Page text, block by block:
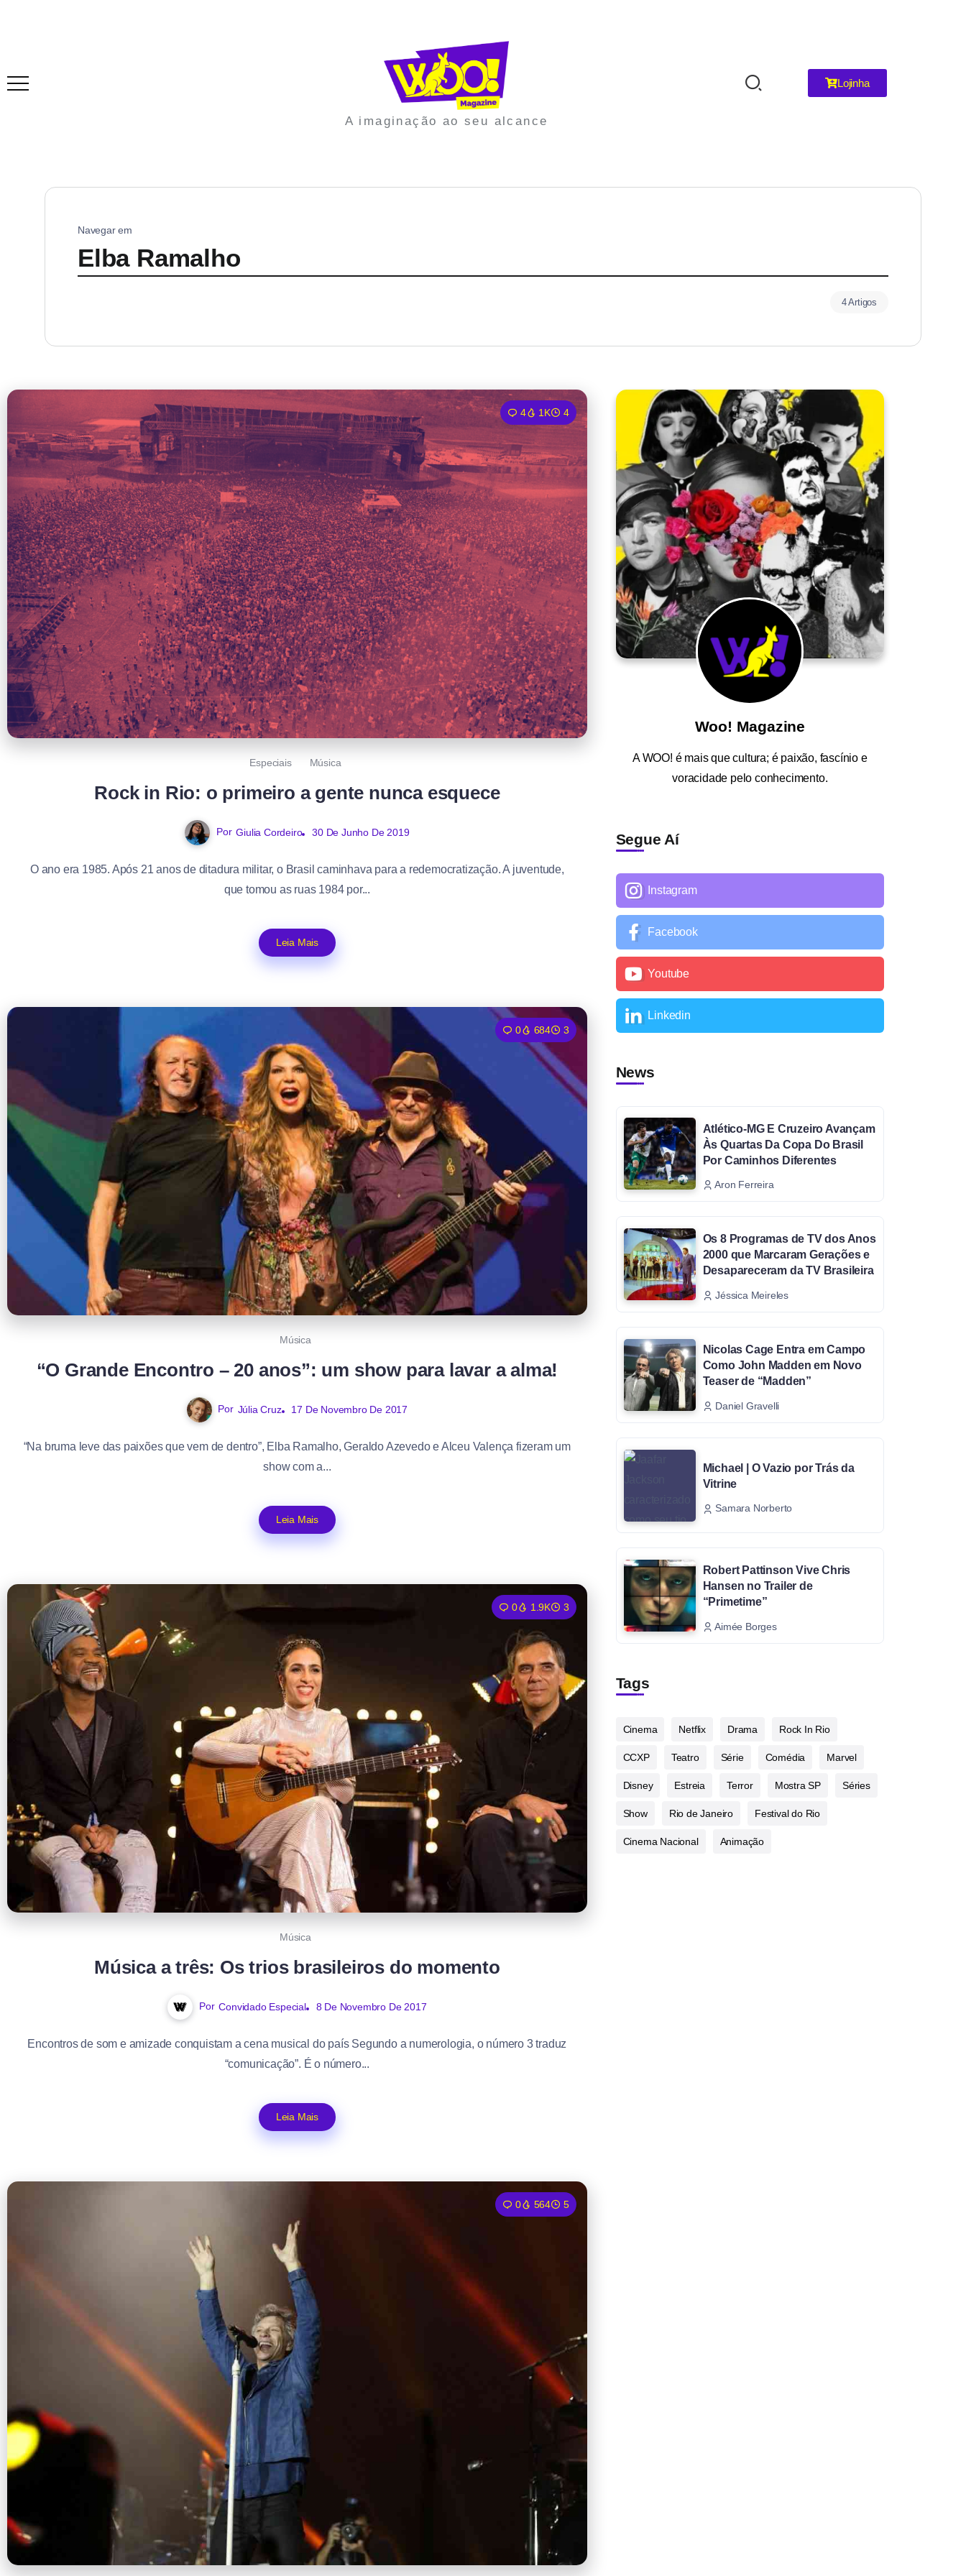
A imaginação ao seu alcance
Lojinha
Navegar em
Elba Ramalho
4 Artigos
4 1K 4
Especiais Música
Rock in Rio: o primeiro a gente nunca esquece
Por Giulia Cordeiro 30 De Junho De 2019
O ano era 1985. Após 21 anos de ditadura militar, o Brasil caminhava para a redemocratização. A juventude,
que tomou as ruas 1984 por...
Leia Mais
0 684 3
Música
“O Grande Encontro – 20 anos”: um show para lavar a alma!
Por Júlia Cruz 17 De Novembro De 2017
“Na bruma leve das paixões que vem de dentro”, Elba Ramalho, Geraldo Azevedo e Alceu Valença fizeram um
show com a...
Leia Mais
0 1.9K 3
Música
Música a três: Os trios brasileiros do momento
Por Convidado Especial 8 De Novembro De 2017
Encontros de som e amizade conquistam a cena musical do país Segundo a numerologia, o número 3 traduz
“comunicação”. É o número...
Leia Mais
0 564 5
Woo! Magazine
AWOO! é mais que cultura; é paixão, fascínio e
voracidade pelo conhecimento.
Segue Aí
Instagram
Facebook
Youtube
Linkedin
News
Atlético-MG E Cruzeiro Avançam
Às Quartas Da Copa Do Brasil
Por Caminhos Diferentes
Aron Ferreira
Os 8 Programas de TV dos Anos
2000 que Marcaram Gerações e
Desapareceram da TV Brasileira
Jéssica Meireles
Nicolas Cage Entra em Campo
Como John Madden em Novo
Teaser de “Madden”
Daniel Gravelli
Michael | O Vazio por Trás da
Vitrine
Samara Norberto
Robert Pattinson Vive Chris
Hansen no Trailer de
“Primetime”
Aimée Borges
Tags
Cinema Netflix Drama Rock In Rio
CCXP Teatro Série Comédia Marvel
Disney Estreia Terror Mostra SP Séries
Show Rio de Janeiro Festival do Rio
Cinema Nacional Animação